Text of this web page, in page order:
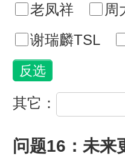
老凤祥
周
谢瑞麟TSL
其它：
问题16：未来